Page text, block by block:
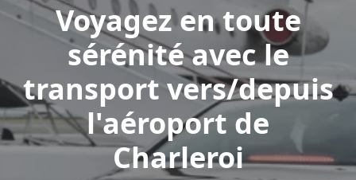
Voyagez en toute
sérénité avec le
transport vers/depuis
l'aéroport de
Charleroi